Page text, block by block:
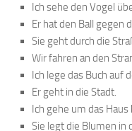
Ich sehe den Vogel
Er hat den Ball gegen
Sie geht durch die
Wir fahren an den
Ich lege das Buch auf
Er geht in die Stadt.
Ich gehe um das Haus
Sie legt die Blumen in